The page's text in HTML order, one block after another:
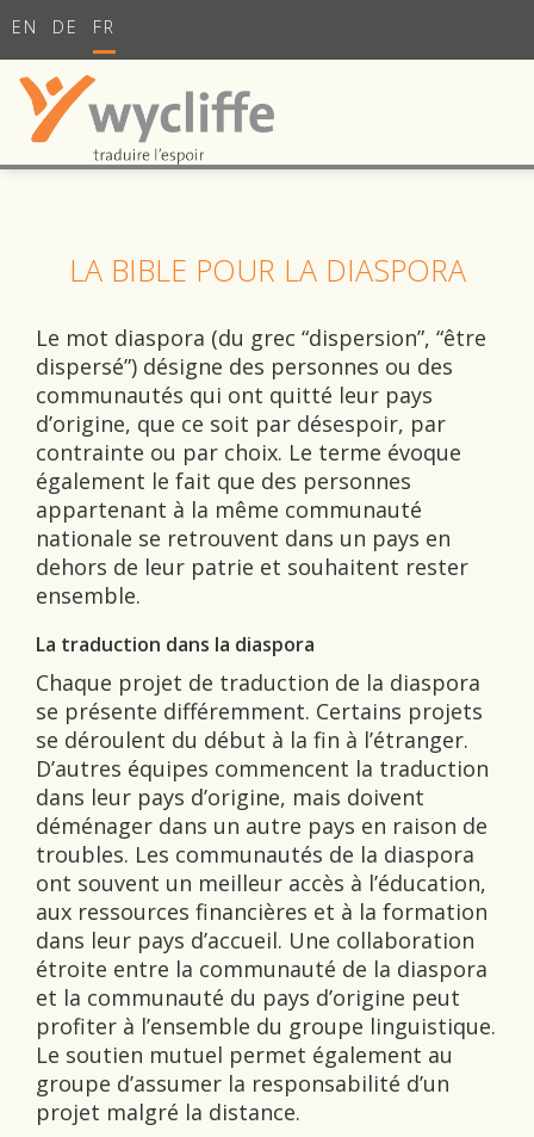
EN DE FR
LA BIBLE POUR LA DIASPORA
Le mot diaspora (du grec “dispersion”, “être
dispersé”) désigne des personnes ou des
communautés qui ont quitté leur pays
d’origine, que ce soit par désespoir, par
contrainte ou par choix. Le terme évoque
également le fait que des personnes
appartenant à la même communauté
nationale se retrouvent dans un pays en
dehors de leur patrie et souhaitent rester
ensemble.
La traduction dans la diaspora
Chaque projet de traduction de la diaspora
se présente différemment. Certains projets
se déroulent du début à la fin à l’étranger.
D’autres équipes commencent la traduction
dans leur pays d’origine, mais doivent
déménager dans un autre pays en raison de
troubles. Les communautés de la diaspora
ont souvent un meilleur accès à l’éducation,
aux ressources financières et à la formation
dans leur pays d’accueil. Une collaboration
étroite entre la communauté de la diaspora
et la communauté du pays d’origine peut
profiter à l’ensemble du groupe linguistique.
Le soutien mutuel permet également au
groupe d’assumer la responsabilité d’un
projet malgré la distance.